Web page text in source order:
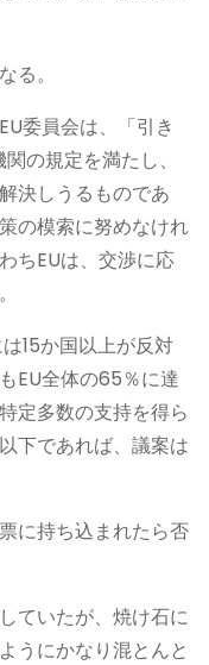
る。
委員会は、「引き
の規定を満たし、
決しうるものであ
の模索に努めなけれ
ちEUは、交渉に応
15か国以上が反対
EU全体の65％に達
定多数の支持を得ら
下であれば、議案は
に持ち込まれたら否
ていたが、焼け石に
うにかなり混とんと